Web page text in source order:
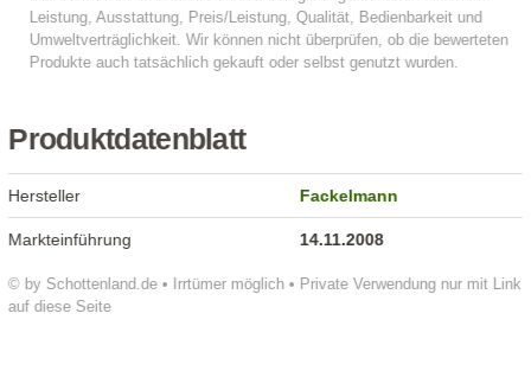
Produktdatenblatt
© by Schottenland.de • Irrtümer möglich • Private Verwendung nur mit Link
auf diese Seite
Hersteller Fackelmann
Markteinführung 14.11.2008